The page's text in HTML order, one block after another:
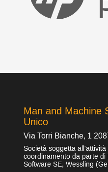
Man and Machine
Unico
Via Torri Bianche, 1
Società soggetta
coordinamento da parte
Software SE, Wessling